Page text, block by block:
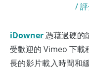
/
iDowner憑藉過硬的
受歡迎的 Vimeo 下載
長的影片載入時間和